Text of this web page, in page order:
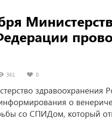
361 0
здравоохранения
о
со СПИДом, который